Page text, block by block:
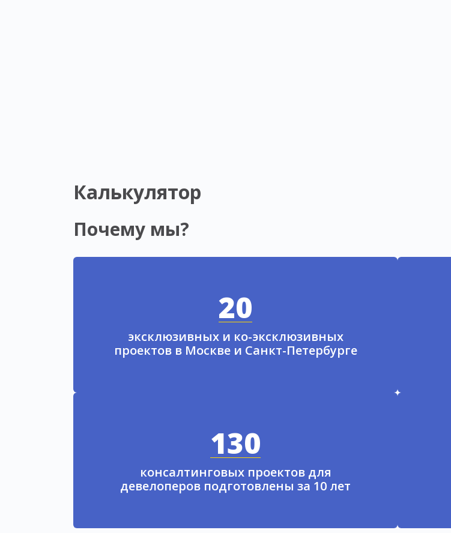
Калькулятор
Почему мы?
20
эксклюзивных и ко-эксклюзивных
проектов в Москве и Санкт-Петербурге
130
консалтинговых проектов для
девелоперов подготовлены за 10 лет